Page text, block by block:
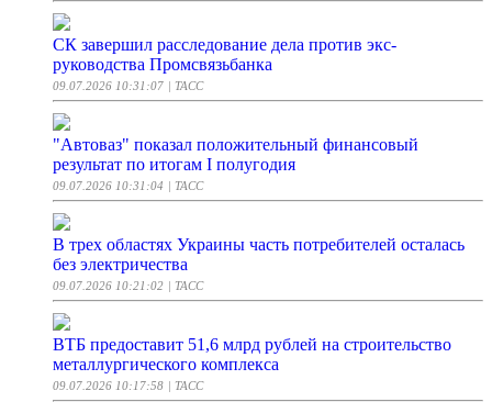
СК завершил расследование дела против экс-
руководства Промсвязьбанка
09.07.2026 10:31:07 | ТАСС
"Автоваз" показал положительный финансовый
результат по итогам I полугодия
09.07.2026 10:31:04 | ТАСС
В трех областях Украины часть потребителей осталась
без электричества
09.07.2026 10:21:02 | ТАСС
ВТБ предоставит 51,6 млрд рублей на строительство
металлургического комплекса
09.07.2026 10:17:58 | ТАСС